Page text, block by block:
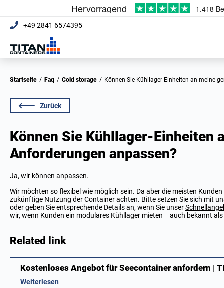
+49 2841 6574395
Startseite / Faq / Cold storage / Können Sie Kühllager-Einheiten an meine
Zurück
Können Sie Kühllager-Einheiten
Anforderungen anpassen?
Ja, wir können anpassen.
Wir möchten so flexibel wie möglich sein. Da aber die meisten
zukünftige Nutzung der Container achten. Bitte setzen Sie sich mit
oder geben Sie entsprechende Details an, wenn Sie unser
wir, wenn Kunden ein modulares Kühllager mieten – auch bekannt als
Related link
Kostenloses Angebot für Seecontainer anfordern |
Weiterlesen